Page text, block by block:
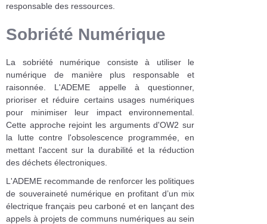
responsable des ressources.
Sobriété Numérique
La sobriété numérique consiste à utiliser le
numérique de manière plus responsable et
raisonnée. L'ADEME appelle à questionner,
prioriser et réduire certains usages numériques
pour minimiser leur impact environnemental.
Cette approche rejoint les arguments d'OW2 sur
la lutte contre l'obsolescence programmée, en
mettant l'accent sur la durabilité et la réduction
des déchets électroniques.
L'ADEME recommande de renforcer les politiques
de souveraineté numérique en profitant d’un mix
électrique français peu carboné et en lançant des
appels à projets de communs numériques au sein